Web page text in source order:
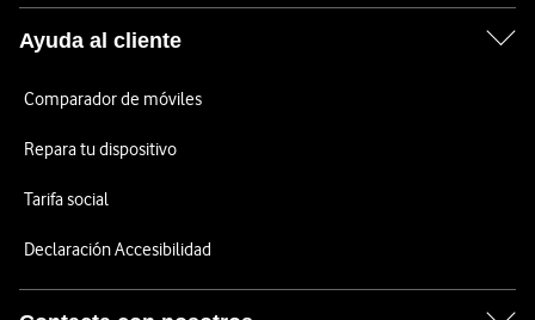
Ayuda al cliente
Comparador de móviles
Repara tu dispositivo
Tarifa social
Declaración Accesibilidad